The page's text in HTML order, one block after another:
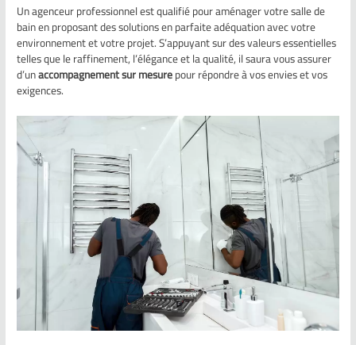
Un agenceur professionnel est qualifié pour aménager votre salle de
bain en proposant des solutions en parfaite adéquation avec votre
environnement et votre projet. S’appuyant sur des valeurs essentielles
telles que le raffinement, l’élégance et la qualité, il saura vous assurer
d’unaccompagnement sur mesurepour répondre à vos envies et vos
exigences.